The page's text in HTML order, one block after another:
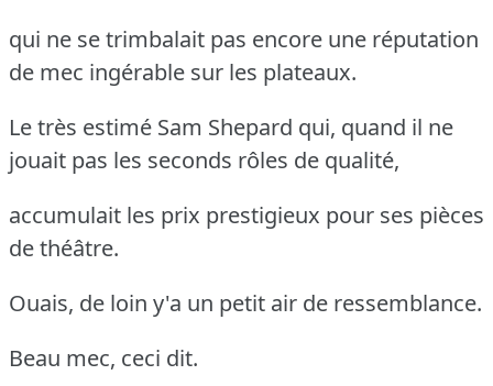
qui ne se trimbalait pas encore une réputation
de mec ingérable sur les plateaux.
Le très estimé Sam Shepard qui, quand il ne
jouait pas les seconds rôles de qualité,
accumulait les prix prestigieux pour ses pièces
de théâtre.
Ouais, de loin y'a un petit air de ressemblance.
Beau mec, ceci dit.